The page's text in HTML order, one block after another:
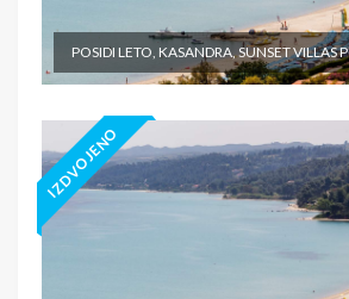
POSIDI LETO, KASANDRA, SUNSET VILLAS
IZDVOJENO